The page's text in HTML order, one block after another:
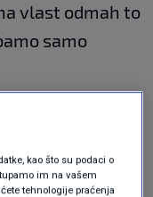
vlast odmah to
samo
zbog novih
kao što su podaci o
im na vašem
tehnologije praćenja